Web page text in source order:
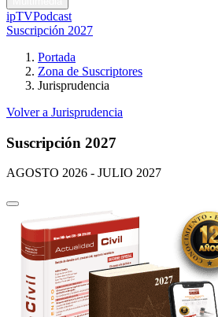
ipTVPodcast
Suscripción 2027
Portada
Zona de Suscriptores
Jurisprudencia
Volver a Jurisprudencia
Suscripción 2027
AGOSTO 2026 - JULIO 2027